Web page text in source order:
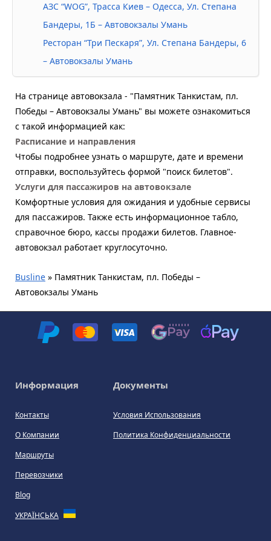
АЗС “WOG”, Трасса Киев – Одесса, Ул. Степана
Бандеры, 1Б – Автовокзалы Умань
Ресторан “Три Пескаря”, Ул. Степана Бандеры, 6
– Автовокзалы Умань
На странице автовокзала - "Памятник Танкистам, пл.
Победы – Автовокзалы Умань" вы можете ознакомиться
с такой информацией как:
Расписание и направления
Чтобы подробнее узнать о маршруте, дате и времени
отправки, воспользуйтесь формой "поиск билетов".
Услуги для пассажиров на автовокзале
Комфортные условия для ожидания и удобные сервисы
для пассажиров. Также есть информационное табло,
справочное бюро, кассы продажи билетов. Главное-
автовокзал работает круглосуточно.
Busline » Памятник Танкистам, пл. Победы –
Автовокзалы Умань
Информация
Контакты
О Компании
Маршруты
Перевозчики
Blog
УКРАЇНСЬКА
Документы
Условия Использования
Политика Конфиденциальности